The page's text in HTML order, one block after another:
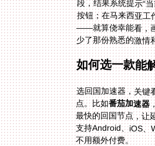
少了那份熟悉的激情
如何选一款能
选回国加速器，关
点。比如番茄加速器
最快的回国节点，让
支持Android、iOS、
不用额外付费。